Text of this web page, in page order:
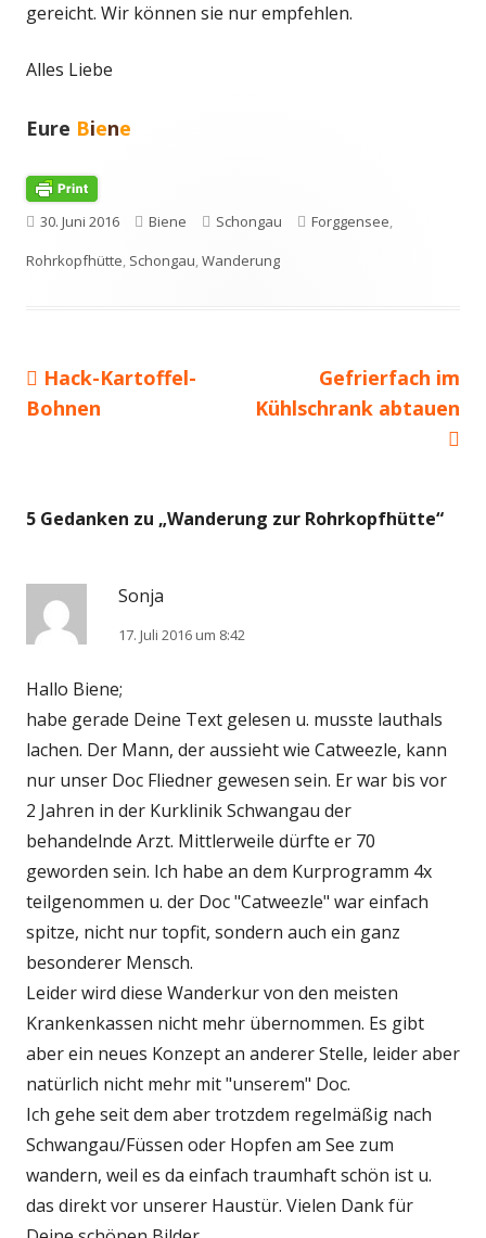
gereicht. Wir können sie nur empfehlen.
Alles Liebe
Eure Biene
Veröffentlicht
am
30. Juni 2016 Autor
Biene Kategorien
Schongau Schlagwörter
Forggensee
Rohrkopfhütte Schongau Wanderung
Beitragsnavigation
Vorheriger
Beitrag:
Hack-Kartoffel-
Bohnen
Nächster
Beitrag
Gefrierfach im
Kühlschrank abtauen
5 Gedanken zu „Wanderung zur Rohrkopfhütte“
Sonja
17. Juli 2016 um 8:42
Hallo Biene;
habe gerade Deine Text gelesen u. musste lauthals
lachen. Der Mann, der aussieht wie Catweezle, kann
nur unser Doc Fliedner gewesen sein. Er war bis vor
2 Jahren in der Kurklinik Schwangau der
behandelnde Arzt. Mittlerweile dürfte er 70
geworden sein. Ich habe an dem Kurprogramm 4x
teilgenommen u. der Doc "Catweezle" war einfach
spitze, nicht nur topfit, sondern auch ein ganz
besonderer Mensch.
Leider wird diese Wanderkur von den meisten
Krankenkassen nicht mehr übernommen. Es gibt
aber ein neues Konzept an anderer Stelle, leider aber
natürlich nicht mehr mit "unserem" Doc.
Ich gehe seit dem aber trotzdem regelmäßig nach
Schwangau/Füssen oder Hopfen am See zum
wandern, weil es da einfach traumhaft schön ist u.
das direkt vor unserer Haustür. Vielen Dank für